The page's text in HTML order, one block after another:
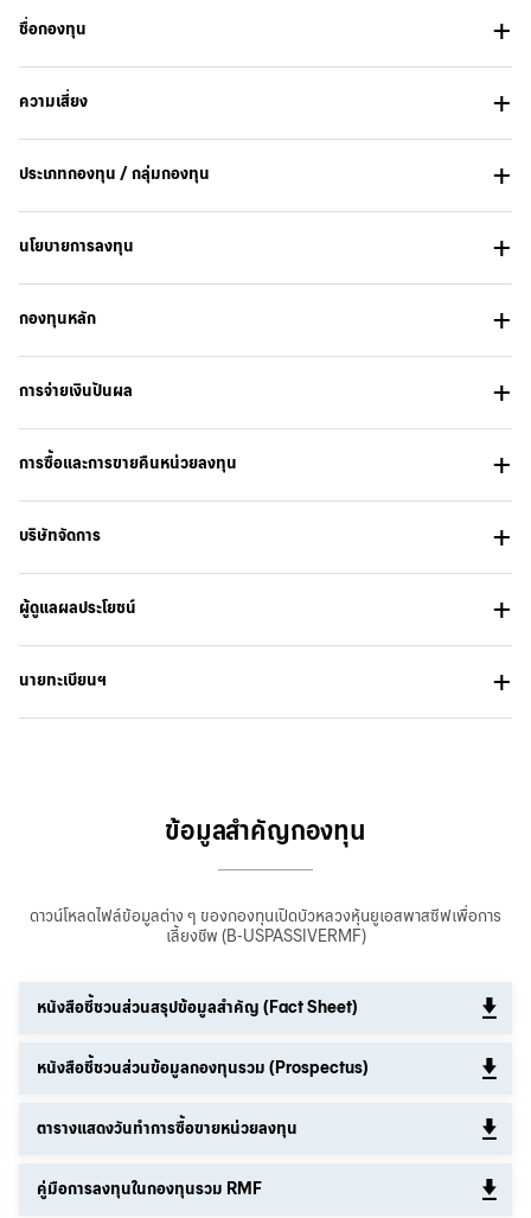
ชื่อกองทุน
ความเสี่ยง
ประเภทกองทุน / กลุ่มกองทุน
นโยบายการลงทุน
กองทุนหลัก
การจ่ายเงินปันผล
การซื้อและการขายคืนหน่วยลงทุน
บริษัทจัดการ
ผู้ดูแลผลประโยชน์
นายทะเบียนฯ
ข้อมูลสำคัญกองทุน
ดาวน์โหลดไฟล์ข้อมูลต่าง ๆ ของกองทุนเปิดบัวหลวงหุ้นยูเอสพาสซีฟเพื่อการ
เลี้ยงชีพ (B-USPASSIVERMF)
หนังสือชี้ชวนส่วนสรุปข้อมูลสำคัญ (Fact Sheet)
หนังสือชี้ชวนส่วนข้อมูลกองทุนรวม (Prospectus)
ตารางแสดงวันทำการซื้อขายหน่วยลงทุน
คู่มือการลงทุนในกองทุนรวม RMF